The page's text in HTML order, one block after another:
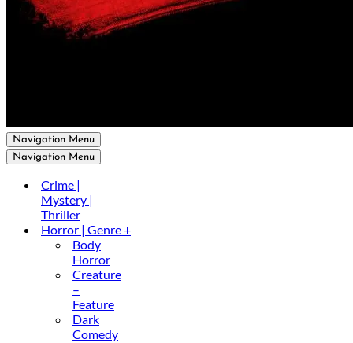
Navigation Menu
Navigation Menu
Crime |
Mystery |
Thriller
Horror | Genre +
Body
Horror
Creature
–
Feature
Dark
Comedy